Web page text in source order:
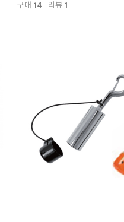
구매 14 리뷰 1